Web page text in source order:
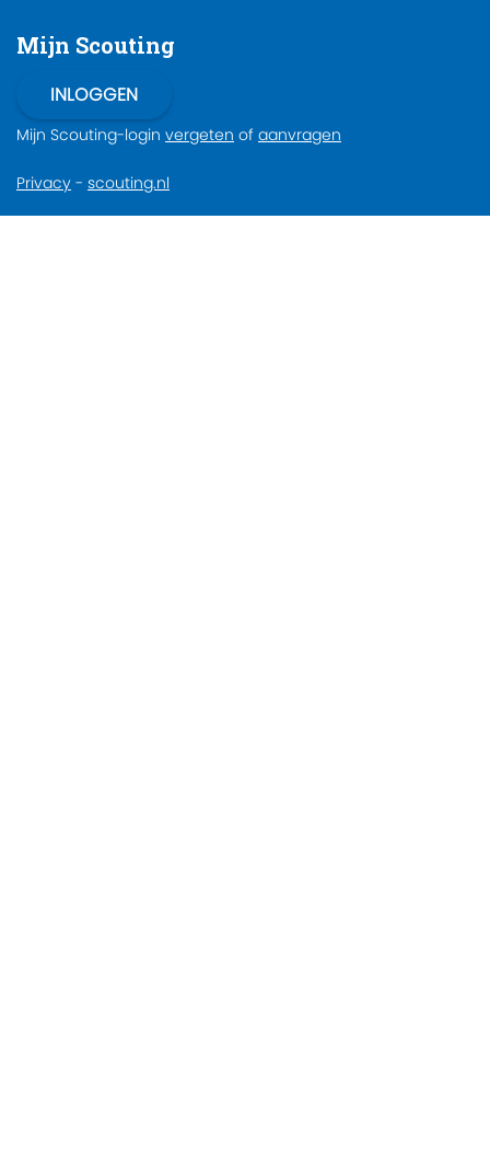
Mijn Scouting
Mijn Scouting-login vergeten of aanvragen
Privacy - scouting.nl